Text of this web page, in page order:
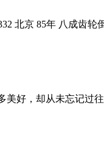
北京 85年 八成齿轮
好，却从未忘记过